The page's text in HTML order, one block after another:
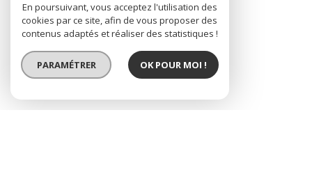
En poursuivant, vous acceptez l'utilisation des
cookies par ce site, afin de vous proposer des
contenus adaptés et réaliser des statistiques !
PARAMÉTRER OK POUR MOI !